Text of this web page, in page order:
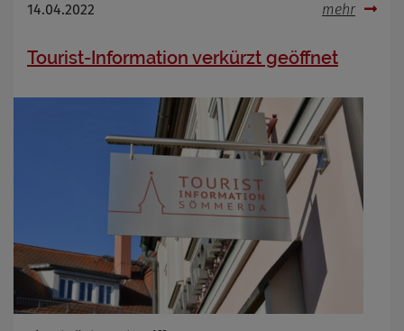
14.04.2022 mehr
Tourist-Information verkürzt geöffnet